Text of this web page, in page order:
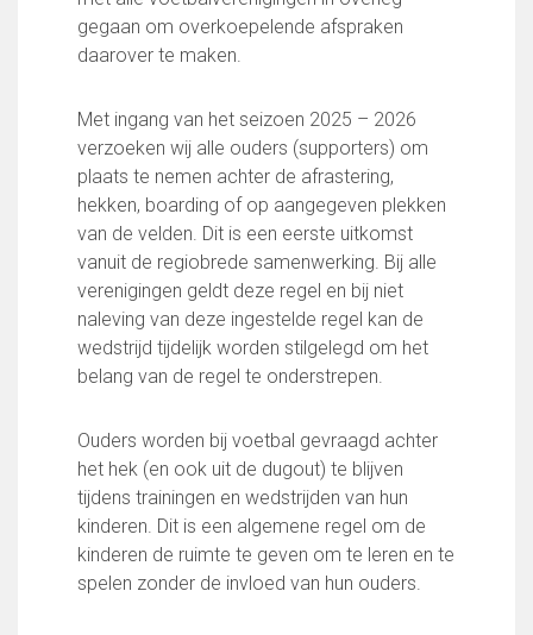
Vrouwen- en meidenvoetbal
7 tegen 7 Voetbal (35+)
Zaalvoetbal
Uitslagen
Programma
Onze opleiding
Jeugdopleiding FC Lisse
Profiel Jeugdtrainers
Opleidingsteams
Beleidsplan Jeugd
Keepersopleiding
Partnerclub van Ajax
Zakelijk
LED-boarding NIEUW!
Sponsoren
Business Club 2.0
Heeren van Ter Specke
gegaan om overkoepelende afspraken
daarover te maken.
Met ingang van het seizoen 2025 – 2026
verzoeken wij alle ouders (supporters) om
plaats te nemen achter de afrastering,
hekken, boarding of op aangegeven plekken
van de velden. Dit is een eerste uitkomst
vanuit de regiobrede samenwerking. Bij alle
verenigingen geldt deze regel en bij niet
naleving van deze ingestelde regel kan de
wedstrijd tijdelijk worden stilgelegd om het
belang van de regel te onderstrepen.
Ouders worden bij voetbal gevraagd achter
het hek (en ook uit de dugout) te blijven
tijdens trainingen en wedstrijden van hun
kinderen. Dit is een algemene regel om de
kinderen de ruimte te geven om te leren en te
spelen zonder de invloed van hun ouders.